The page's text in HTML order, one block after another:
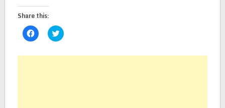
Share this:
Click
to
Facebook
Click
to
Twitter